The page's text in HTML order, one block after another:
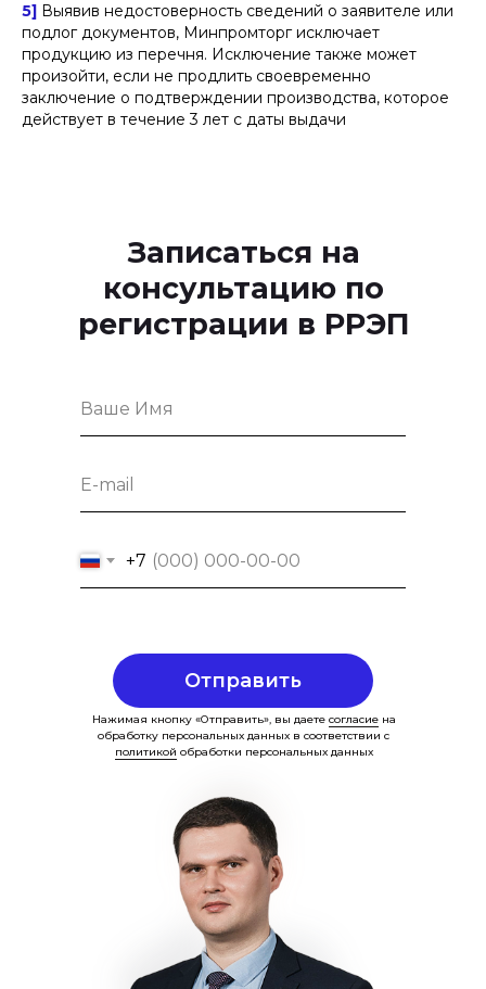
5] Выявив недостоверность сведений о заявителе или
подлог документов, Минпромторг исключает
продукцию из перечня. Исключение также может
произойти, если не продлить своевременно
заключение о подтверждении производства, которое
действует в течение 3 лет с даты выдачи
Записаться на
консультацию по
регистрации в РРЭП
+7
Отправить
Нажимая кнопку «Отправить», вы даете согласиена
обработку персональных данных в соответствии с
политикой обработки персональных данных